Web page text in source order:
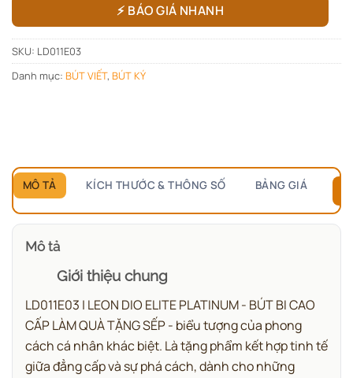
⚡ BÁO GIÁ NHANH
SKU: LD011E03
Danh mục: BÚT VIẾT, BÚT KÝ
MÔ TẢ KÍCH THƯỚC & THÔNG SỐ BẢNG GIÁ
Mô tả
Giới thiệu chung
LD011E03 | LEON DIO ELITE PLATINUM - BÚT BI CAO
CẤP LÀM QUÀ TẶNG SẾP - biểu tượng của phong
cách cá nhân khác biệt. Là tặng phẩm kết hợp tinh tế
giữa đẳng cấp và sự phá cách, dành cho những